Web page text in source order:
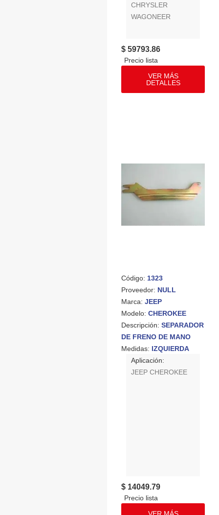
CHRYSLER
WAGONEER
$ 59793.86
VER MÁS
DETALLES
Código: 1323
Proveedor: NULL
Marca:JEEP
Modelo:CHEROKEE
Descripción:SEPARADOR
DE FRENO DE MANO
Medidas: IZQUIERDA
Aplicación:
JEEP CHEROKEE
$ 14049.79